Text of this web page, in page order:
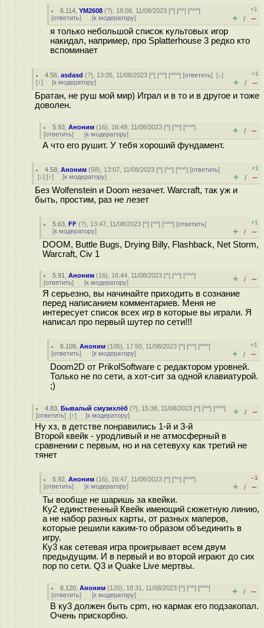
6.114 ,YM2608 (?), 18:08, 11/08/2023 [^] [^^] [^^^]
[ответить] [к модератору]
+1
+ / –
я только небольшой список культовых игор
накидал, например, про Splatterhouse 3 редко кто
вспоминает
4.56 ,asdasd (?), 13:05, 11/08/2023 [^] [^^] [^^^] [ответить][↓]
[↑] [к модератору]
+1
+ / –
Братан, не руш мой мир) Играл и в то и в другое и тоже
доволен.
5.93 ,Аноним (16), 16:49, 11/08/2023 [^] [^^] [^^^]
[ответить] [к модератору] + / –
А что его рушит. У тебя хороший фундамент.
4.58 ,Аноним (58), 13:07, 11/08/2023 [^] [^^] [^^^] [ответить]
[↓] [↑] [к модератору]
+1
+ / –
Без Wolfenstein и Doom незачет. Warcraft, так уж и
быть, простим, раз не лезет
5.63 ,FF (?), 13:47, 11/08/2023 [^] [^^] [^^^] [ответить]
[к модератору]
+1
+ / –
DOOM, Buttle Bugs, Drying Billy, Flashback, Net Storm,
Warcraft, Civ 1
5.91 ,Аноним (16), 16:44, 11/08/2023 [^] [^^] [^^^]
[ответить] [к модератору] + / –
Я серьезно, вы начинайте приходить в сознание
перед написанием комментариев. Меня не
интересует список всех игр в которые вы играли. Я
написал про первый шутер по сети!!!
6.109 ,Аноним (105), 17:50, 11/08/2023 [^] [^^] [^^^]
[ответить] [к модератору]
+1
+ / –
Doom2D от PrikolSoftware с редактором уровней.
Только не по сети, а хот-сит за одной клавиатурой.
;)
4.83 ,Бывалый смузихлёб (?), 15:38, 11/08/2023 [^] [^^] [^^^]
[ответить] [↑] [к модератору] + / –
Ну хз, в детстве понравились 1-й и 3-й
Второй квейк - уродливый и не атмосферный в
сравнении с первым, но и на сетевуху как третий не
тянет
5.92 ,Аноним (16), 16:47, 11/08/2023 [^] [^^] [^^^]
[ответить] [к модератору]
–1
+ / –
Ты вообще не шаришь за квейки.
Ку2 единственный Квейк имеющий сюжетную линию,
а не набор разных карты, от разных маперов,
которые решили каким-то образом объединить в
игру.
Ку3 как сетевая игра проигрывает всем двум
предыдущим. И в первый и во второй играют до сих
пор по сети. Q3 и Quake Live мертвы.
6.120 ,Аноним (120), 18:31, 11/08/2023 [^] [^^] [^^^]
[ответить] [к модератору] + / –
В ку3 должен быть cpm, но кармак его подзакопал.
Очень прискорбно.